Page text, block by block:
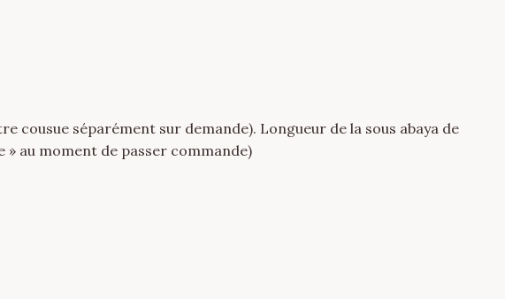
cousue séparément sur demande). Longueur de la sous abaya de
» au moment de passer commande)